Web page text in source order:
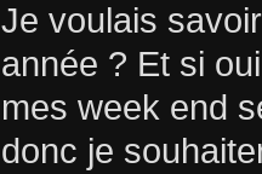
Je voulais
année ? Et si
mes week end
donc je